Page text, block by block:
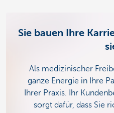
Sie bauen Ihre
Als medizinischer
ganze Energie in Ihre
Ihrer Praxis. Ihr
sorgt dafür, dass Sie